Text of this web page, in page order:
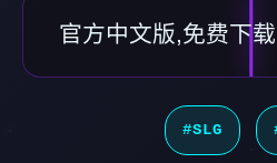
官方中文版,免费下
#SLG